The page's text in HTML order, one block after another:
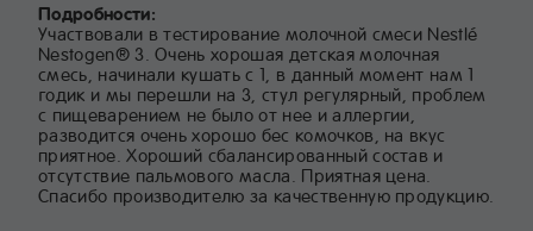
Подробности:
Участвовали в тестирование молочной смеси Nestlé
Nestogen® 3. Очень хорошая детская молочная
смесь, начинали кушать с 1, в данный момент нам 1
годик и мы перешли на 3, стул регулярный, проблем
с пищеварением не было от нее и аллергии,
разводится очень хорошо бес комочков, на вкус
приятное. Хороший сбалансированный состав и
отсутствие пальмового масла. Приятная цена.
Спасибо производителю за качественную продукцию.